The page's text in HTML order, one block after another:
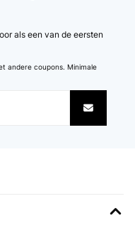
als een van de eersten
andere coupons. Minimale